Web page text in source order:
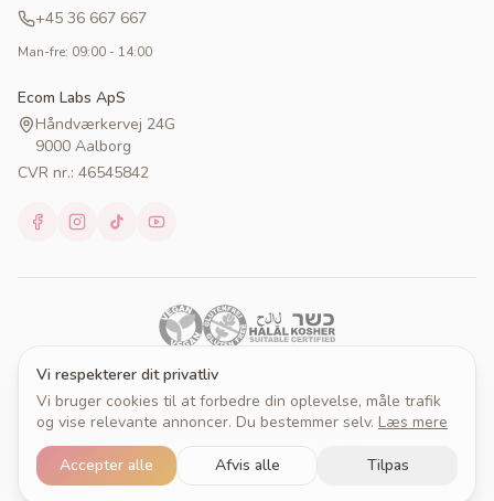
Vi respekterer dit privatliv
Vi bruger cookies til at forbedre din oplevelse, måle trafik
og vise relevante annoncer. Du bestemmer selv. Læs mere
Accepter alle Afvis alle Tilpas
+45 36 667 667
Man-fre: 09:00 - 14:00
Ecom Labs ApS
Håndværkervej 24G
9000 Aalborg
CVR nr.: 46545842
© 2026 Cakeprint. Alle rettigheder forbeholdes.
Om Cakeprint
PersondatapolitikCookies
Cookieindstillinger